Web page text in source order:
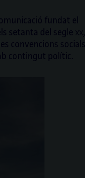
fundat el
setanta del segle XX,
convencions socials
contingut polític.